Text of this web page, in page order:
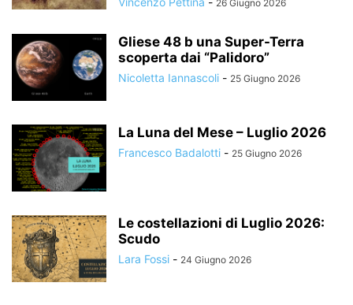
26 Giugno 2026
Gliese 48 b una Super-Terra
scoperta dai “Palidoro”
Nicoletta Iannascoli - 25 Giugno 2026
La Luna del Mese – Luglio 2026
Francesco Badalotti - 25 Giugno 2026
Le costellazioni di Luglio 2026:
Scudo
Lara Fossi - 24 Giugno 2026